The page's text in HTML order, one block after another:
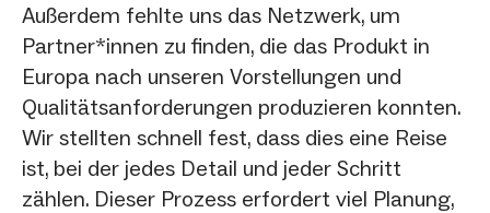
Außerdem fehlte uns das Netzwerk, um
Partner*innen zu finden, die das Produkt in
Europa nach unseren Vorstellungen und
Qualitätsanforderungen produzieren konnten.
Wir stellten schnell fest, dass dies eine Reise
ist, bei der jedes Detail und jeder Schritt
zählen. Dieser Prozess erfordert viel Planung,